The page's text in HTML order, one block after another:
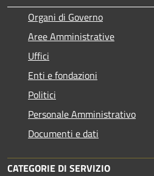
Organi di Governo
Aree Amministrative
Uffici
Enti e fondazioni
Politici
Personale Amministrativo
Documenti e dati
CATEGORIE DI SERVIZIO